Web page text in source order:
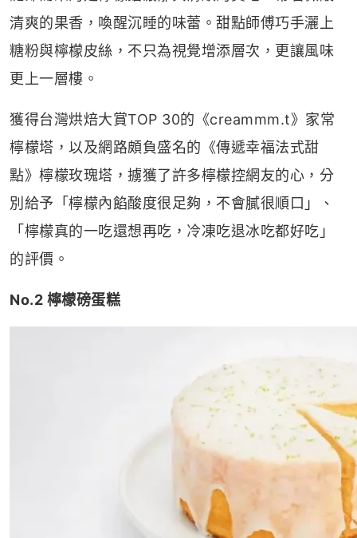
清爽的果香，喚醒沉睡的味蕾。甜點師傅巧手灑上
糖粉與檸檬皮絲，不只為視覺增添層次，更讓風味
更上一層樓。
獲得台灣烘焙大賞TOP 30的《creammm.t》家常
檸檬塔，以及網路頗負盛名的《傳遞幸福法式甜
點》檸檬玫瑰塔，擄獲了許多檸檬控網友的心，分
別給予「檸檬內餡酸度很足夠，不會膩很順口」、
「檸檬真的一吃還想再吃，冷凍吃退冰吃都好吃」
的評價。
No.2 檸檬磅蛋糕